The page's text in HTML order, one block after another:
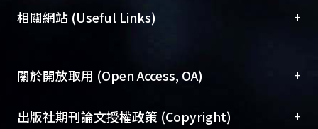
機構典藏（NTUR）與學術庫（AH）不同功能平
台，成為臺大學術典藏NTU scholars。期能整合研
成果。
To permanently archive and promote researcher
profiles and scholarly works, Library integrates the
總館學科館員(Main Library)
醫學圖書館學科館員(Medical Library)
Sciences Library)
相關網站 (Useful Links) +
關於開放取用 (Open Access, OA) +
開放取用是從使用者角度提升資訊取用性的社會運
出版社期刊論文授權政策 (Copyright) +